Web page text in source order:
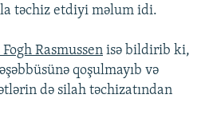
təchiz etdiyi məlum idi.
Rasmussen isə bildirib ki,
qoşulmayıb və
də silah təchizatından